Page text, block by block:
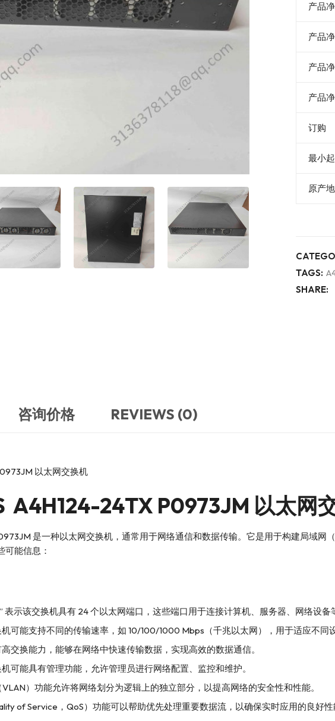
产品
产品
产品
产品
订购
最小
原产
TAGS:
SHARE:
咨询价格 REVIEWS (0)
以太网交换机
A4H124-24TX P0973JM 以太网
是一种以太网交换机，通常用于网络通信和数据传输。它是用于构建局域网
能信息：
表示该交换机具有 24 个以太网端口，这些端口用于连接计算机、服务器、网络设备
可能支持不同的传输速率，如 10/100/1000 Mbps（千兆以太网），用于适应不同
交换能力，能够在网络中快速传输数据，实现高效的数据通信。
可能具有管理功能，允许管理员进行网络配置、监控和维护。
）功能允许将网络划分为逻辑上的独立部分，以提高网络的安全性和性能。
of Service，QoS）功能可以帮助优先处理重要数据流，以确保实时应用的良好性